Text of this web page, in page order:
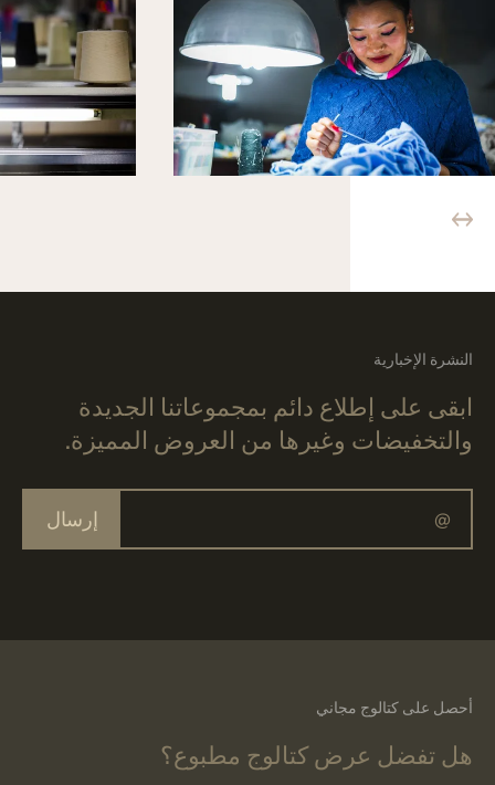
النشرة الإخبارية
ابقى على إطلاع دائم بمجموعاتنا الجديدة
والتخفيضات وغيرها من العروض المميزة.
إرسال
أحصل على كتالوج مجاني
هل تفضل عرض كتالوج مطبوع؟